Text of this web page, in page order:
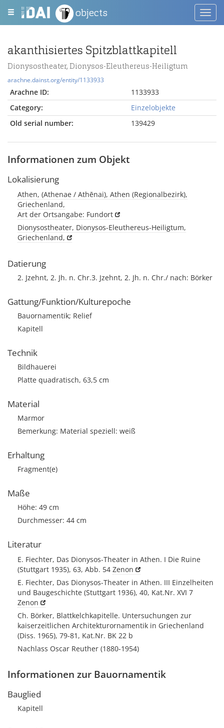
objects
akanthisiertes Spitzblattkapitell
Dionysostheater, Dionysos-Eleuthereus-Heiligtum
arachne.dainst.org/entity/1133933
Arachne ID:
1133933
Category:
Einzelobjekte
Old serial number:
139429
Informationen zum Objekt
Lokalisierung
Athen, (Athenae / Athēnai), Athen (Regionalbezirk),
Griechenland,
Art der Ortsangabe: Fundort
Dionysostheater, Dionysos-Eleuthereus-Heiligtum,
Griechenland,
Datierung
2. Jzehnt, 2. Jh. n. Chr.3. Jzehnt, 2. Jh. n. Chr./ nach: Börker
Gattung/Funktion/Kulturepoche
Bauornamentik; Relief
Kapitell
Technik
Bildhauerei
Platte quadratisch, 63,5 cm
Material
Marmor
Bemerkung: Material speziell: weiß
Erhaltung
Fragment(e)
Maße
Höhe: 49 cm
Durchmesser: 44 cm
Literatur
E. Fiechter, Das Dionysos-Theater in Athen. I Die Ruine
(Stuttgart 1935), 63, Abb. 54 Zenon
E. Fiechter, Das Dionysos-Theater in Athen. III Einzelheiten
und Baugeschichte (Stuttgart 1936), 40, Kat.Nr. XVI 7
Zenon
Ch. Börker, Blattkelchkapitelle. Untersuchungen zur
kaiserzeitlichen Architekturornamentik in Griechenland
(Diss. 1965), 79-81, Kat.Nr. BK 22 b
Nachlass Oscar Reuther (1880-1954)
Informationen zur Bauornamentik
Bauglied
Kapitell